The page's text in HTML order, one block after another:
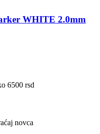
WHITE 2.0mm
6500 rsd
novca